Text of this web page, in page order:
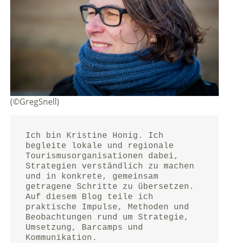
(©GregSnell)
Ich bin Kristine Honig. Ich
begleite lokale und regionale
Tourismusorganisationen dabei,
Strategien verständlich zu machen
und in konkrete, gemeinsam
getragene Schritte zu übersetzen.
Auf diesem Blog teile ich
praktische Impulse, Methoden und
Beobachtungen rund um Strategie,
Umsetzung, Barcamps und
Kommunikation.